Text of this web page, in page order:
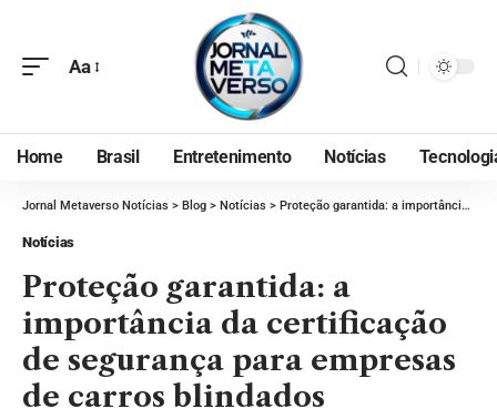
Aa
Home Brasil Entretenimento Notícias
Jornal Metaverso Notícias > Blog > Notícias > Proteção garantida: a importância da certificação de segurança para empresas de carros blindados
Notícias
Proteção garantida: a
importância da certificação
de segurança para empresas
de carros blindados